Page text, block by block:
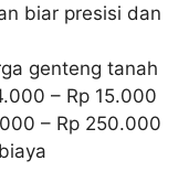
biar presisi dan
genteng tanah
– Rp 15.000
– Rp 250.000